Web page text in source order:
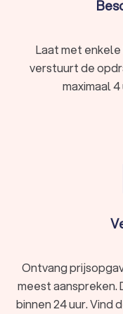
zich bezig met
Forensisch
onderzoeken
Valkenburg (LI) goed
financiële taken waar jij
Nauwkeurigheid
voorkomen.
Analytisch
te analyseren en
Laat met
verstuurt de
maximaal
Ontvang
meest
binnen 24 uur.